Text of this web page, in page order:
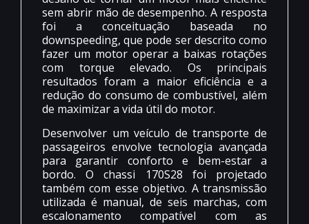
sem abrir mão de desempenho. A resposta
foi a conceituação baseada no
downspeeding, que pode ser descrito como
fazer um motor operar a baixas rotações
com torque elevado. Os principais
resultados foram a maior eficiência e a
redução do consumo de combustível, além
de maximizar a vida útil do motor.
Desenvolver um veículo de transporte de
passageiros envolve tecnologia avançada
para garantir conforto e bem-estar a
bordo. O chassi 170S28 foi projetado
também com esse objetivo. A transmissão
utilizada é manual, de seis marchas, com
escalonamento compatível com as